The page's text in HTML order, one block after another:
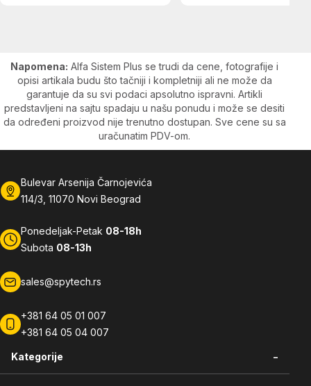
Napomena: Alfa Sistem Plus se trudi da cene, fotografije i
opisi artikala budu što tačniji i kompletniji ali ne može da
garantuje da su svi podaci apsolutno ispravni. Artikli
predstavljeni na sajtu spadaju u našu ponudu i može se desiti
da određeni proizvod nije trenutno dostupan. Sve cene su sa
uračunatim PDV-om.
Bulevar Arsenija Čarnojevića
114/3, 11070 Novi Beograd
Ponedeljak-Petak 08-18h
Subota 08-13h
sales@spytech.rs
+381 64 05 01 007
+381 64 05 04 007
Kategorije -